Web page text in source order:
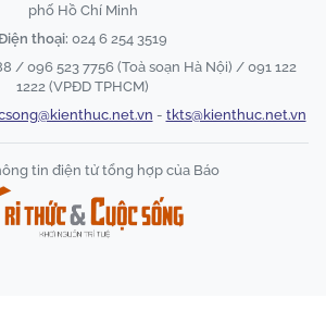
phố Hồ Chí Minh
thoại: 024 6 254 3519
/ 096 523 7756 (Toà soạn Hà Nội) / 091 122
1222 (VPĐD TPHCM)
- tkts@kienthuc.net.vn
tin điện tử tổng hợp của Báo